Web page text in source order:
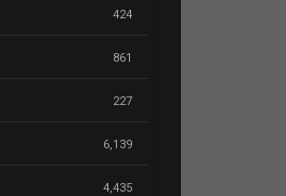
424
861
227
6,139
4,435